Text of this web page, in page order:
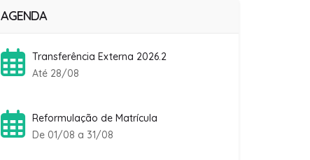
AGENDA
Transferência Externa 2026.2
Até 28/08
Reformulação de Matrícula
De 01/08 a 31/08